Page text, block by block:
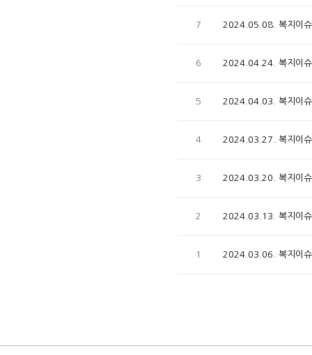
7 2024.05.08. 복지이
6 2024.04.24. 복지이
5 2024.04.03. 복지이
4 2024.03.27. 복지이
3 2024.03.20. 복지이
2 2024.03.13. 복지이
1 2024.03.06. 복지이